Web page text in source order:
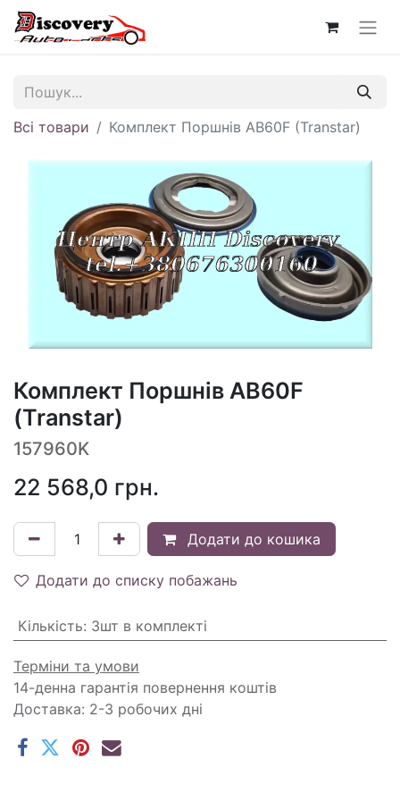
Всі товари Комплект Поршнів AB60F (Transtar)
Комплект Поршнів AB60F
(Transtar)
157960K
22 568,0 грн.
Додати до кошика
Додати до списку побажань
Кількість: 3шт в комплекті
Терміни та умови
14-денна гарантія повернення коштів
Доставка: 2-3 робочих дні